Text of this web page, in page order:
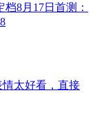
8月17日首测：
太好看，直接